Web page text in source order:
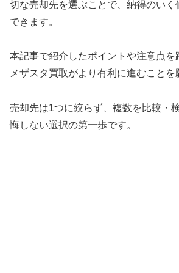
切な売却先を選ぶことで、納得のいく
できます。
本記事で紹介したポイントや注意点を
メザスタ買取がより有利に進むことを
売却先は1つに絞らず、複数を比較・
悔しない選択の第一歩です。